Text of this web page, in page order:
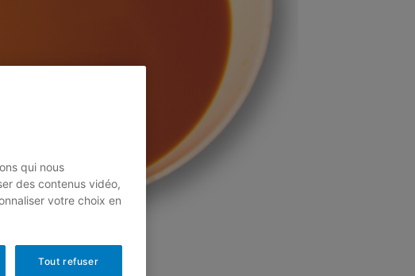
qui nous
des contenus vidéo,
votre choix en
Tout refuser